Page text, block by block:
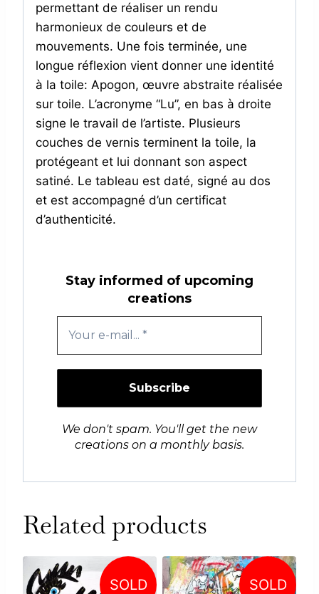
permettant de réaliser un rendu
harmonieux de couleurs et de
mouvements. Une fois terminée, une
longue réflexion vient donner une identité
à la toile: Apogon, œuvre abstraite réalisée
sur toile. L’acronyme “Lu”, en bas à droite
signe le travail de l’artiste. Plusieurs
couches de vernis terminent la toile, la
protégeant et lui donnant son aspect
satiné. Le tableau est daté, signé au dos
et est accompagné d’un certificat
d’authenticité.
Stay informed of upcoming
creations
We don't spam. You'll get the new
creations on a monthly basis.
Related products
SOLD SOLD